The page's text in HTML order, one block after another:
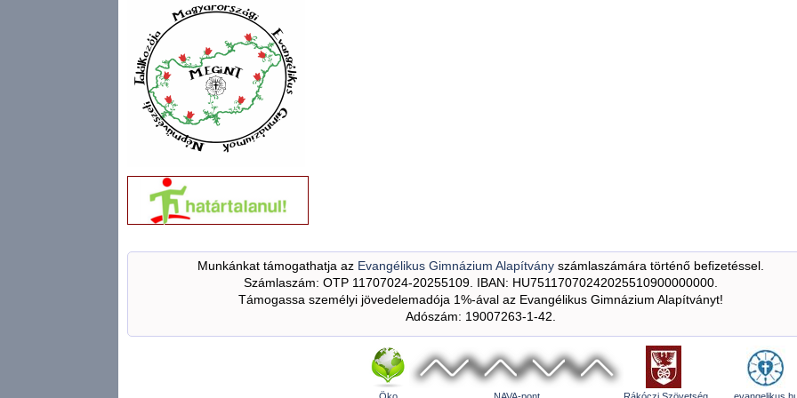
Munkánkat támogathatja az Evangélikus Gimnázium Alapítványszámlaszámára történő befizetéssel.
Számlaszám: OTP 11707024-20255109. IBAN: HU75117070242025510900000000.
Támogassa személyi jövedelemadója 1%-ával az Evangélikus Gimnázium Alapítványt!
Adószám: 19007263-1-42.